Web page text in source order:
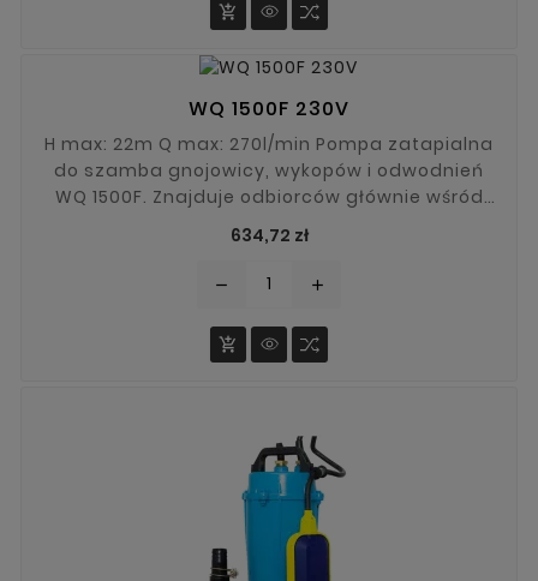

WQ 1500F 230V
H max: 22m Q max: 270l/min Pompa zatapialna
do szamba gnojowicy, wykopów i odwodnień
WQ 1500F. Znajduje odbiorców głównie wśród
rolników, firm budowlanych, przedsiębiorców
komunalnych. Duża wydajność daje nam wiele
możliwości.
634,72 złCena
remove add
